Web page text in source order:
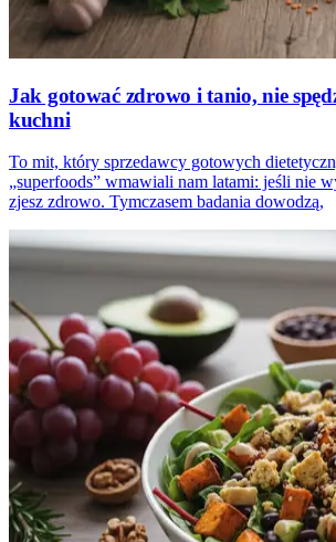
Jak gotować zdrowo i tanio, nie
kuchni
To mit, który sprzedawcy gotowych
„superfoods” wmawiali nam latami: jeśli nie
zjesz zdrowo. Tymczasem badania dowodzą,